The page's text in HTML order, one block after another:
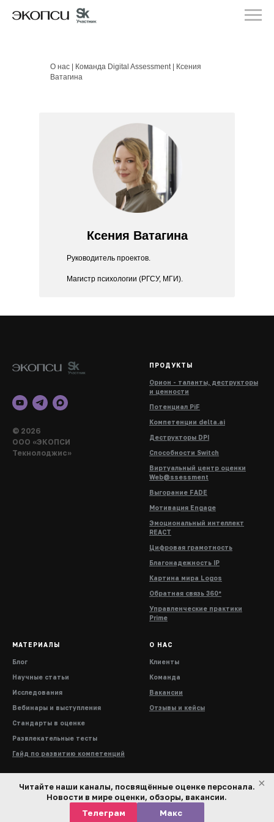
О нас | Команда Digital Assessment| Ксения
Ватагина
Руководитель проектов.
Магистр психологии (РГСУ, МГИ).
Ксения Ватагина
© 2026
ООО «ЭКОПСИ
Текнолоджис»
ПРОДУКТЫ
Орион - таланты, деструкторы
и ценности
Потенциал PiF
Компетенции delta.ai
Деструкторы DPI
Способности Switch
Виртуальный центр оценки
Web@ssessment
Выгорание FADE
Мотивация Engage
Эмоциональный интеллект
REACT
Цифровая грамотность
Благонадежность IP
Картина мира Logos
Обратная связь 360°
Управленческие практики
Prime
МАТЕРИАЛЫ
Блог
Научные статьи
Исследования
Вебинары и выступления
Стандарты в оценке
Развлекательные тесты
Гайд по развитию компетенций
О НАС
Клиенты
Команда
Вакансии
Отзывы и кейсы
Читайте наши каналы, посвящённые оценке персонала.
Новости в мире оценки, обзоры, вакансии.
Телеграм
Макс
×